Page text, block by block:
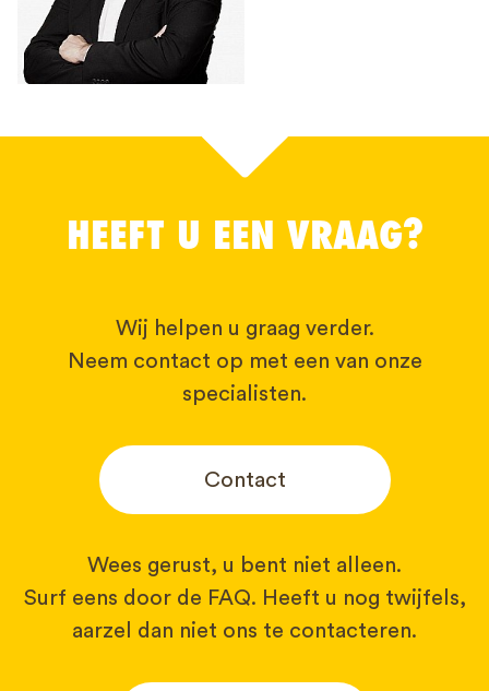
HEEFT U EEN VRAAG?
Wij helpen u graag verder.
Neem contact op met een van onze
specialisten.
Contact
Wees gerust, u bent niet alleen.
Surf eens door de FAQ. Heeft u nog twijfels,
aarzel dan niet ons te contacteren.